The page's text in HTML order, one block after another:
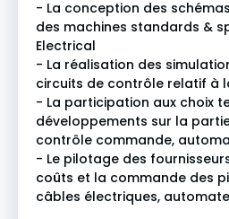
- La conception des
des machines standards &
Electrical
- La réalisation des
circuits de contrôle relatif à
- La participation aux choix
développements sur la
contrôle commande,
- Le pilotage des
coûts et la commande des
câbles électriques,